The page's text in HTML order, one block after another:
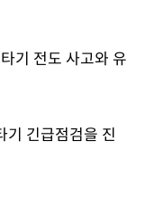
기 전도 사고와 유
기 긴급점검을 진